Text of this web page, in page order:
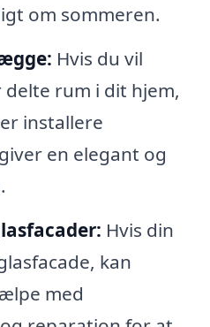
om sommeren.
Hvis du vil
delte rum i dit hjem,
installere
en elegant og
Hvis din
kan
med